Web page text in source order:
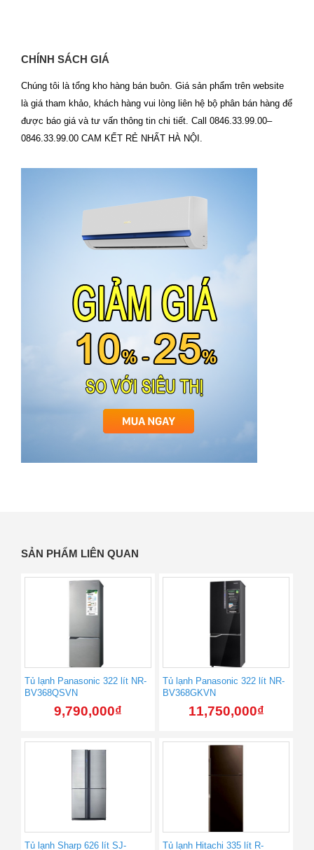
CHÍNH SÁCH GIÁ
Chúng tôi là tổng kho hàng bán buôn. Giá sản phẩm trên website
là giá tham khảo, khách hàng vui lòng liên hệ bộ phân bán hàng để
được báo giá và tư vấn thông tin chi tiết. Call 0846.33.99.00–
0846.33.99.00 CAM KẾT RẺ NHẤT HÀ NỘI.
SẢN PHẨM LIÊN QUAN
Tủ lạnh Panasonic 322 lít NR-
BV368QSVN
9,790,000₫
Tủ lạnh Panasonic 322 lít NR-
BV368GKVN
11,750,000₫
Tủ lạnh Sharp 626 lít SJ-
Tủ lạnh Hitachi 335 lít R-